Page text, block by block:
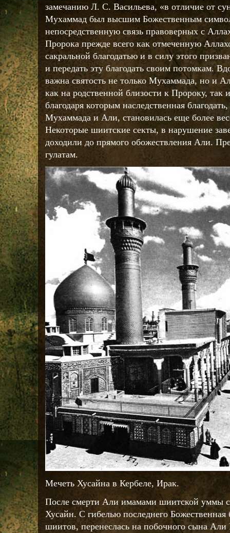
замечанию Л. С. Васильева, «в отличие от
Мухаммад был высшим Божественным
непосредственную связь правоверных с
Пророка прежде всего как отмеченную
сакральной благодатью и в силу этого
и передать эту благодать своим потомкам.
важна святость не только Мухаммада, но и
как на родственной близости к Пророку, так
благодаря которым наследственная
Мухаммада и Али, становилась еще более
Некоторые шиитские секты, в нарушение
доходили до прямого обожествления Али.
гулатам.
Мечеть Хусайна в Кербеле, Ирак.
После смерти Али имамами шиитской уммы
Хусайн. С гибелью последнего Божественная
шиитов, перенеслась на побочного сына